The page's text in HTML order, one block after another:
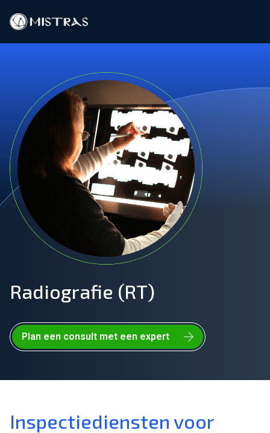
Buitendienst
Laboratoriumdiensten
Producten
Industrieën
Bronnen
Contact
Sluit je aan bij ons team!
Over ons
NL
Wereldwijd
Radiografie (RT)
Plan een consult met een expert
Inspectiediensten voor